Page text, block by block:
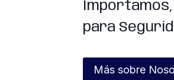
Importamos,
para
Más sobre